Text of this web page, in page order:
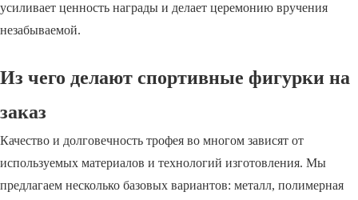
усиливает ценность награды и делает церемонию вручения
незабываемой.
Из чего делают спортивные фигурки на
заказ
Качество и долговечность трофея во многом зависят от
используемых материалов и технологий изготовления. Мы
предлагаем несколько базовых вариантов: металл, полимерная